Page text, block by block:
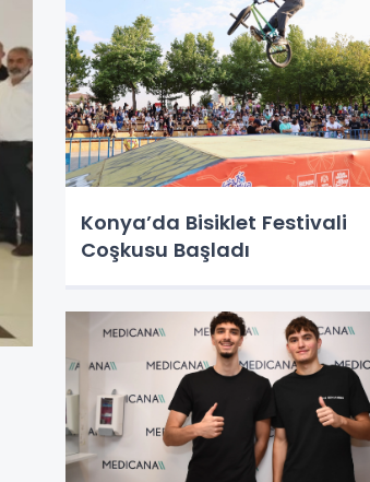
Konya’da Bisiklet Festivali
Coşkusu Başladı